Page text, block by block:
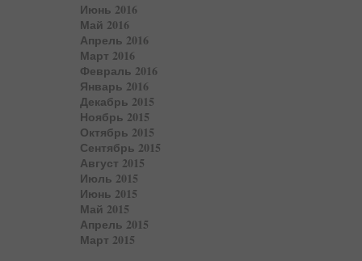
Июнь 2016
Май 2016
Апрель 2016
Март 2016
Февраль 2016
Январь 2016
Декабрь 2015
Ноябрь 2015
Октябрь 2015
Сентябрь 2015
Август 2015
Июль 2015
Июнь 2015
Май 2015
Апрель 2015
Март 2015